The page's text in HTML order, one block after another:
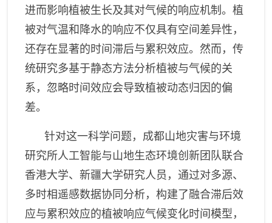
山区发展研究领域
数字山地与遥感应用研究领
域
进而影响植被生长及其对气候的响应机制。植
被对气温和降水的响应不仅具有空间差异性，
还存在显著的时间滞后与累积效应。然而，传
统研究多基于静态方法分析植被与气候的关
系，忽略时间效应会导致植被动态归因的偏
差。
针对这一科学问题，成都山地灾害与环境
研究所人工智能与山地生态环境创新团队联合
香港大学、新疆大学研究人员，通过对多源、
多时相遥感数据协同分析，构建了融合滞后效
应与累积效应的植被响应气候变化时间模型，